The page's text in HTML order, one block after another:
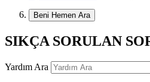
Beni Hemen Ara
SIKÇA SORULAN
Yardım Ara